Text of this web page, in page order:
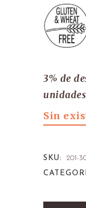
3% de
Sin
SKU:
201-